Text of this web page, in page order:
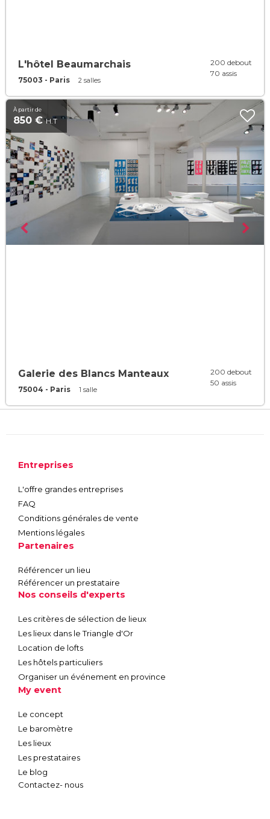
L'hôtel Beaumarchais
75003 - Paris 2 salles
200 debout
70 assis
À partir de
850 €H.T
Galerie des Blancs Manteaux
75004 - Paris 1 salle
200 debout
50 assis
Entreprises
L'offre grandes entreprises
FAQ
Conditions générales de vente
Mentions légales
Partenaires
Référencer un lieu
Référencer un prestataire
Nos conseils d'experts
Les critères de sélection de lieux
Les lieux dans le Triangle d'Or
Location de lofts
Les hôtels particuliers
Organiser un événement en province
My event
Le concept
Le baromètre
Les lieux
Les prestataires
Le blog
Contactez- nous